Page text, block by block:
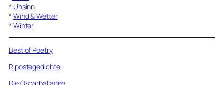
* Unsinn
* Wind & Wetter
* Winter
Best of Poetry
Ripostegedichte
Die Oscarballaden